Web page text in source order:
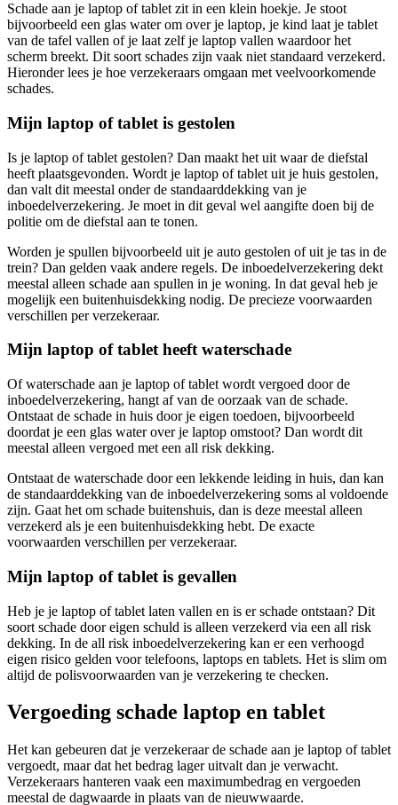
Schade aan je laptop of tablet zit in een klein hoekje. Je stoot
bijvoorbeeld een glas water om over je laptop, je kind laat je tablet
van de tafel vallen of je laat zelf je laptop vallen waardoor het
scherm breekt. Dit soort schades zijn vaak niet standaard verzekerd.
Hieronder lees je hoe verzekeraars omgaan met veelvoorkomende
schades.
Mijn laptop of tablet is gestolen
Is je laptop of tablet gestolen? Dan maakt het uit waar de diefstal
heeft plaatsgevonden. Wordt je laptop of tablet uit je huis gestolen,
dan valt dit meestal onder de standaarddekking van je
inboedelverzekering. Je moet in dit geval wel aangifte doen bij de
politie om de diefstal aan te tonen.
Worden je spullen bijvoorbeeld uit je auto gestolen of uit je tas in de
trein? Dan gelden vaak andere regels. De inboedelverzekering dekt
meestal alleen schade aan spullen in je woning. In dat geval heb je
mogelijk een buitenhuisdekking nodig. De precieze voorwaarden
verschillen per verzekeraar.
Mijn laptop of tablet heeft waterschade
Of waterschade aan je laptop of tablet wordt vergoed door de
inboedelverzekering, hangt af van de oorzaak van de schade.
Ontstaat de schade in huis door je eigen toedoen, bijvoorbeeld
doordat je een glas water over je laptop omstoot? Dan wordt dit
meestal alleen vergoed met een all risk dekking.
Ontstaat de waterschade door een lekkende leiding in huis, dan kan
de standaarddekking van de inboedelverzekering soms al voldoende
zijn. Gaat het om schade buitenshuis, dan is deze meestal alleen
verzekerd als je een buitenhuisdekking hebt. De exacte
voorwaarden verschillen per verzekeraar.
Mijn laptop of tablet is gevallen
Heb je je laptop of tablet laten vallen en is er schade ontstaan? Dit
soort schade door eigen schuld is alleen verzekerd via een all risk
dekking. In de all risk inboedelverzekering kan er een verhoogd
eigen risico gelden voor telefoons, laptops en tablets. Het is slim om
altijd de polisvoorwaarden van je verzekering te checken.
Vergoeding schade laptop en tablet
Het kan gebeuren dat je verzekeraar de schade aan je laptop of tablet
vergoedt, maar dat het bedrag lager uitvalt dan je verwacht.
Verzekeraars hanteren vaak een maximumbedrag en vergoeden
meestal de dagwaarde in plaats van de nieuwwaarde.